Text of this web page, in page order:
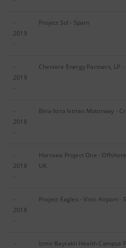
-
2019
-
Project Sol - Spain
-
2019
-
Cheniere Energy Partners, LP -
-
2018
-
Bina Istra Istrian Motorway -
-
2018
-
Hornsea Project One -
UK
-
2018
-
Project Eagles - Vinci Airport -
-
Izmir Bayrakli Health Campus